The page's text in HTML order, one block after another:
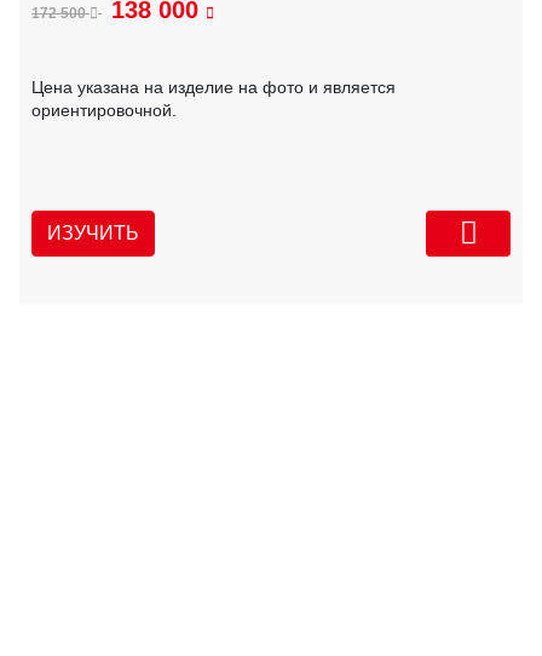
172 500 138 000
Цена указана на изделие на фото и является
ориентировочной.
ИЗУЧИТЬ